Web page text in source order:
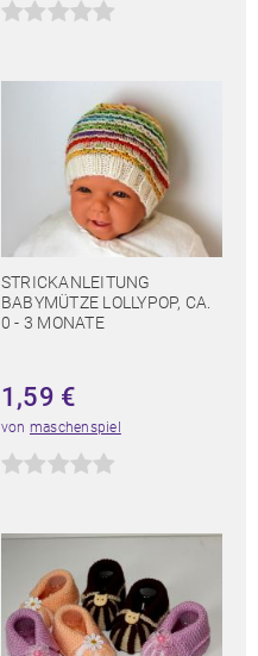
STRICKANLEITUNG
BABYMÜTZE LOLLYPOP, CA.
0 - 3 MONATE
1,59 €
von maschenspiel